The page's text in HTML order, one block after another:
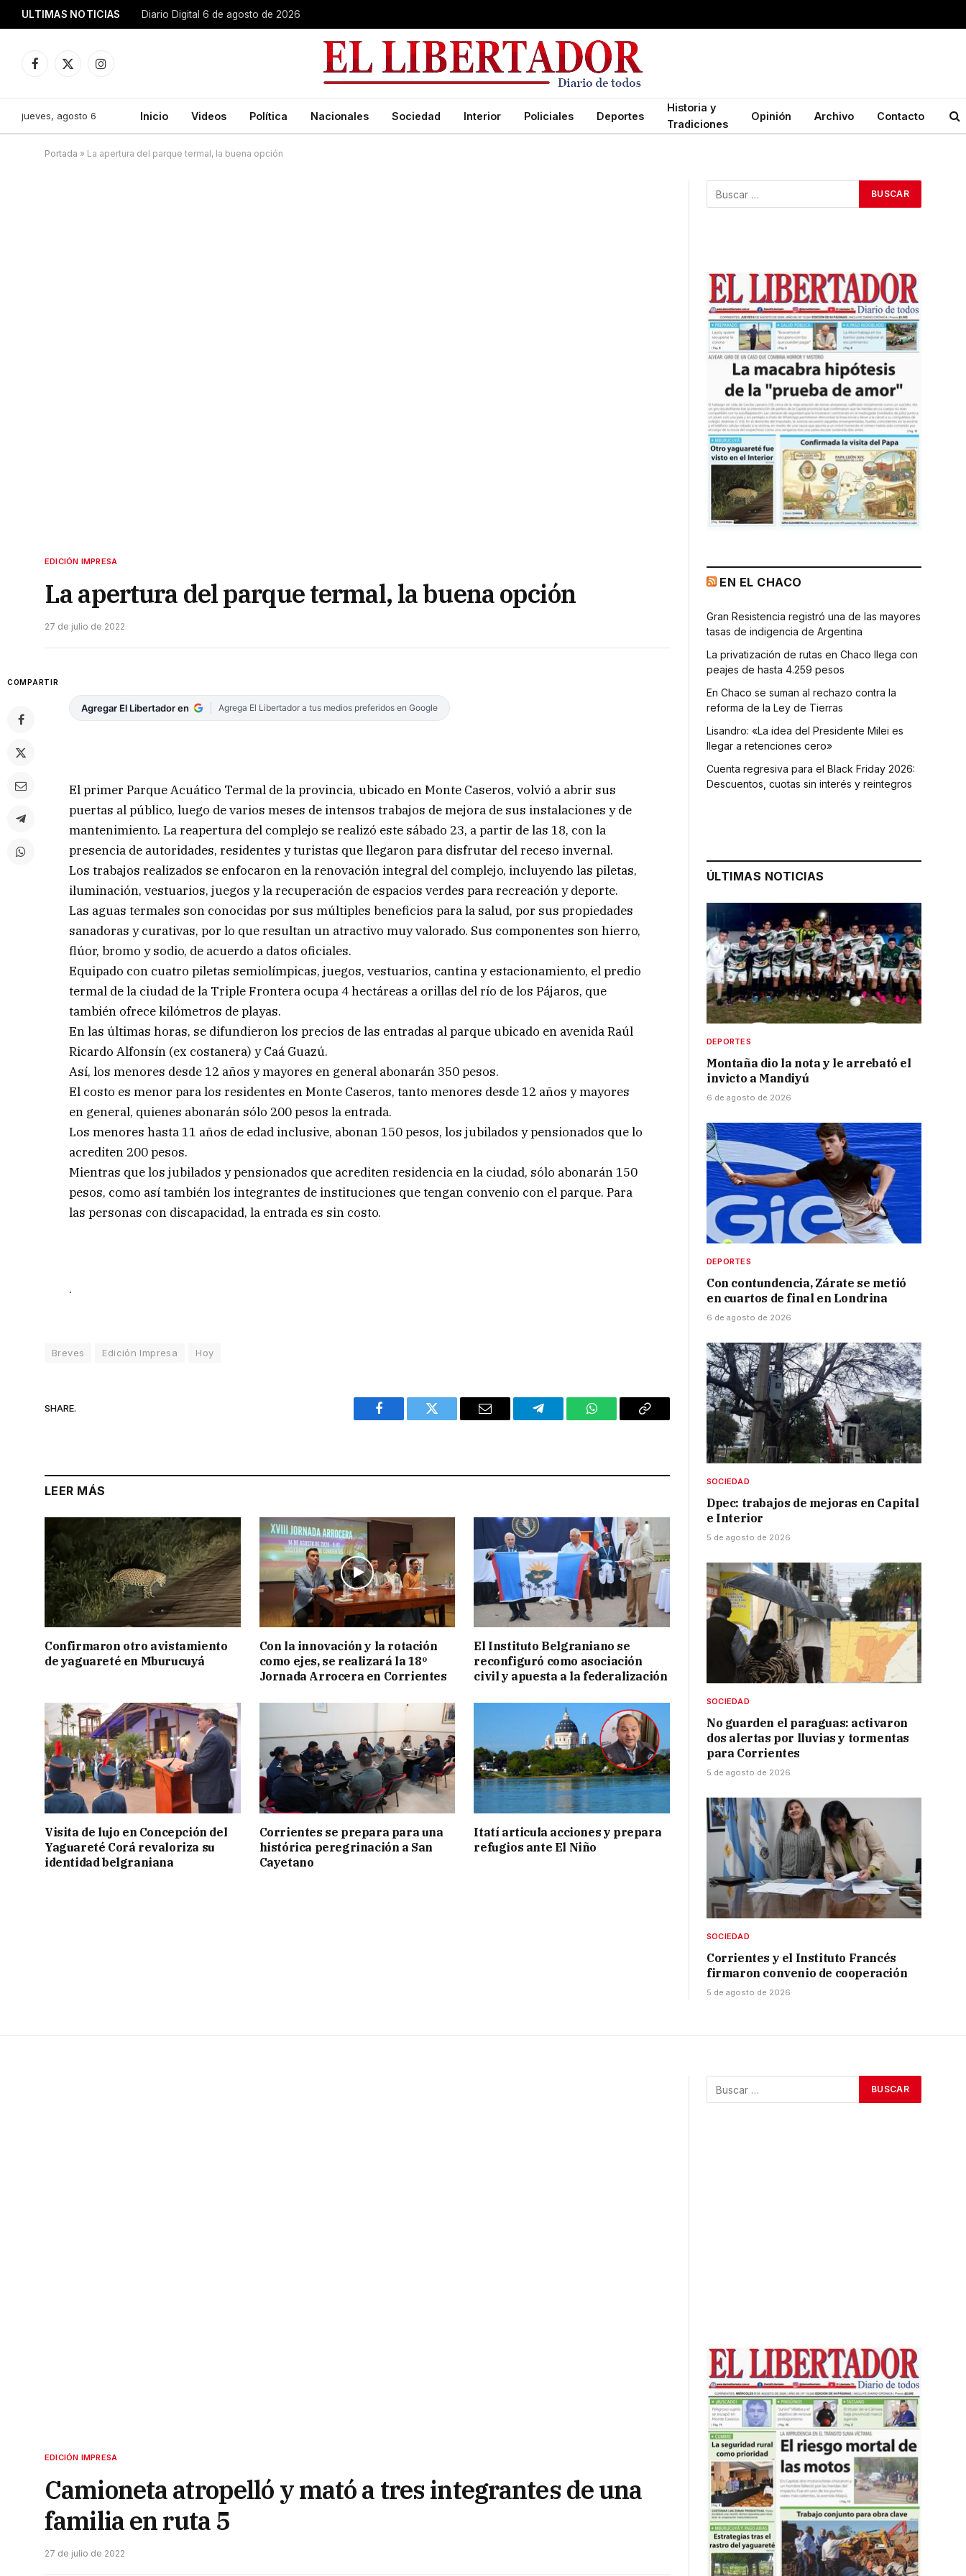
ULTIMAS NOTICIAS Diario Digital 6 de agosto de 2026
Facebook
X
Instagram
jueves, agosto 6 Inicio Videos Política Nacionales Sociedad Interior Policiales Deportes
Historia y
Tradiciones
Opinión Archivo Contacto
Portada » La apertura del parque termal, la buena opción
EDICIÓN IMPRESA
La apertura del parque termal, la buena opción
27 de julio de 2022
COMPARTIR
Agregar El Libertador en Agrega El Libertador a tus medios preferidos en Google
El primer Parque Acuático Termal de la provincia, ubicado en Monte Caseros, volvió a abrir sus
puertas al público, luego de varios meses de intensos trabajos de mejora de sus instalaciones y de
mantenimiento. La reapertura del complejo se realizó este sábado 23, a partir de las 18, con la
presencia de autoridades, residentes y turistas que llegaron para disfrutar del receso invernal.
Los trabajos realizados se enfocaron en la renovación integral del complejo, incluyendo las piletas,
iluminación, vestuarios, juegos y la recuperación de espacios verdes para recreación y deporte.
Las aguas termales son conocidas por sus múltiples beneficios para la salud, por sus propiedades
sanadoras y curativas, por lo que resultan un atractivo muy valorado. Sus componentes son hierro,
flúor, bromo y sodio, de acuerdo a datos oficiales.
Equipado con cuatro piletas semiolímpicas, juegos, vestuarios, cantina y estacionamiento, el predio
termal de la ciudad de la Triple Frontera ocupa 4 hectáreas a orillas del río de los Pájaros, que
también ofrece kilómetros de playas.
En las últimas horas, se difundieron los precios de las entradas al parque ubicado en avenida Raúl
Ricardo Alfonsín (ex costanera) y Caá Guazú.
Así, los menores desde 12 años y mayores en general abonarán 350 pesos.
El costo es menor para los residentes en Monte Caseros, tanto menores desde 12 años y mayores
en general, quienes abonarán sólo 200 pesos la entrada.
Los menores hasta 11 años de edad inclusive, abonan 150 pesos, los jubilados y pensionados que lo
acrediten 200 pesos.
Mientras que los jubilados y pensionados que acrediten residencia en la ciudad, sólo abonarán 150
pesos, como así también los integrantes de instituciones que tengan convenio con el parque. Para
las personas con discapacidad, la entrada es sin costo.
.
Breves Edición Impresa Hoy
SHARE.
Facebook Twitter Email Telegram WhatsAppCopy
LEER MÁS
Confirmaron otro avistamiento
de yaguareté en Mburucuyá
Con la innovación y la rotación
como ejes, se realizará la 18º
Jornada Arrocera en Corrientes
El Instituto Belgraniano se
reconfiguró como asociación
civil y apuesta a la federalización
Visita de lujo en Concepción del
Yaguareté Corá revaloriza su
identidad belgraniana
Corrientes se prepara para una
histórica peregrinación a San
Cayetano
Itatí articula acciones y prepara
refugios ante El Niño
EN EL CHACO
Gran Resistencia registró una de las mayores
tasas de indigencia de Argentina
La privatización de rutas en Chaco llega con
peajes de hasta 4.259 pesos
En Chaco se suman al rechazo contra la
reforma de la Ley de Tierras
Lisandro: «La idea del Presidente Milei es
llegar a retenciones cero»
Cuenta regresiva para el Black Friday 2026:
Descuentos, cuotas sin interés y reintegros
ÚLTIMAS NOTICIAS
DEPORTES
Montaña dio la nota y le arrebató el
invicto a Mandiyú
6 de agosto de 2026
DEPORTES
Con contundencia, Zárate se metió
en cuartos de final en Londrina
6 de agosto de 2026
SOCIEDAD
Dpec: trabajos de mejoras en Capital
e Interior
5 de agosto de 2026
SOCIEDAD
No guarden el paraguas: activaron
dos alertas por lluvias y tormentas
para Corrientes
5 de agosto de 2026
SOCIEDAD
Corrientes y el Instituto Francés
firmaron convenio de cooperación
5 de agosto de 2026
EDICIÓN IMPRESA
Camioneta atropelló y mató a tres integrantes de una
familia en ruta 5
27 de julio de 2022